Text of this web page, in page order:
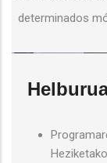
determinados